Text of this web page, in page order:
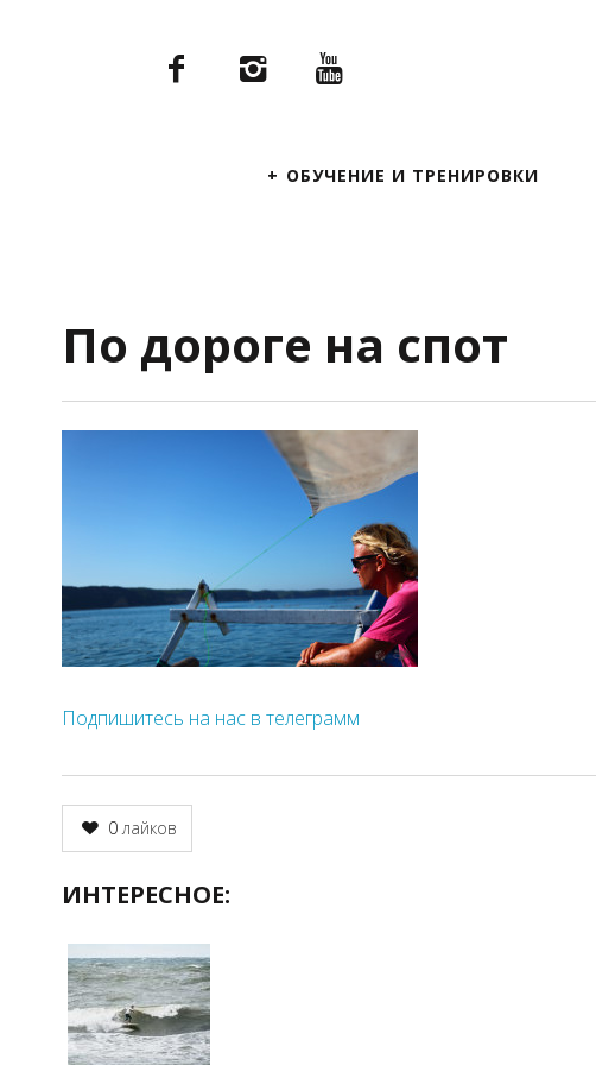
ОБУЧЕНИЕ И ТРЕНИРОВКИ
По дороге на спот
Подпишитесь на нас в телеграмм
0лайков
ИНТЕРЕСНОЕ: